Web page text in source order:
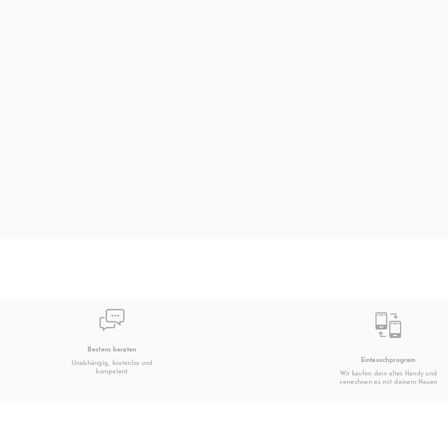
Bestens beraten
Unabhängig, kostenlos und
kompetent
Eintauschprogram
Wir kaufen dein altes Handy und
verrechnen es mit deinem Neuen